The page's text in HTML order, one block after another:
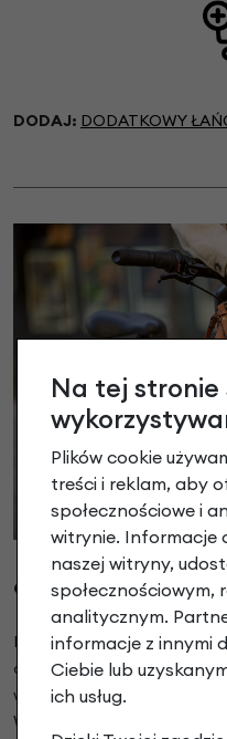
DODAJ: DODATKOWY
OPCJONALNY PRZEDNI
Esprit idealnie nadaje się
dzięki opcjonalnemu
wtedy przeniesiona na
Wybór należy do Ciebie:
Na tej stronie
Plików cookie
treści i reklam, aby
społecznościowe i
witrynie. Informacje
naszej witryny,
społecznościowym,
analitycznym.
informacje z innymi
Ciebie lub
ich usług.